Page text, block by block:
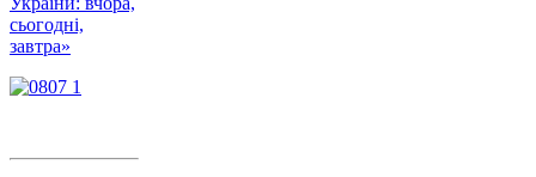
сьогодні,
завтра»